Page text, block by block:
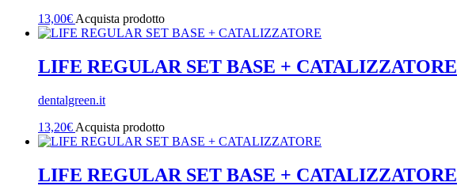
13,00€ Acquista prodotto
LIFE REGULAR SET BASE + CATALIZZATORE
dentalgreen.it
13,20€ Acquista prodotto
LIFE REGULAR SET BASE + CATALIZZATORE